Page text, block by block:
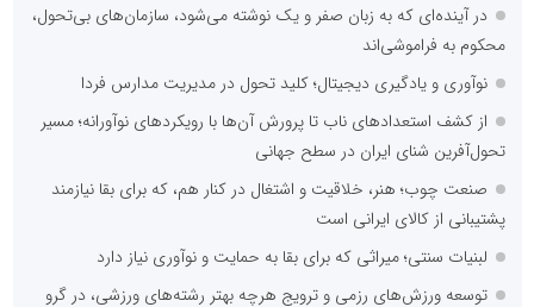
در آینده‌ای که به زبان صفر و یک نوشته می‌شود، سازمان‌های بی‌تحول،
محکوم به فراموشی‌اند
نوآوری و یادگیری دیجیتال؛ کلید تحول در مدیریت مدارس فردا
از کشف استعدادهای ناب تا پرورش آن‌ها با رویکردهای نوآورانه؛ مسیر
تحول‌آفرین شنای ایران در سطح جهانی
صنعت چوب؛ هنر، خلاقیت و اشتغال در کنار هم، که برای بقا نیازمند
پشتیبانی از کالای ایرانی است
لبنیات سنتی؛ میراثی که برای بقا به حمایت و نوآوری نیاز دارد
توسعه ورزش‌های رزمی و ترویج هرچه بهتر رشته‌های ورزشی، در گرو